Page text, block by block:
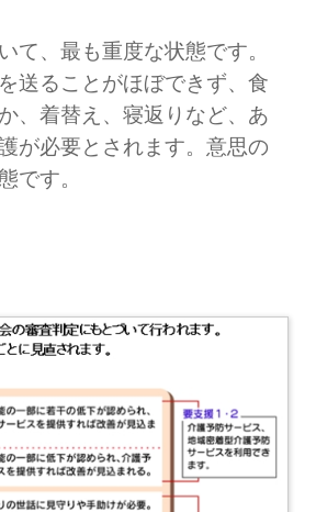
て、最も重度な状態です。
送ることがほぼできず、食
、着替え、寝返りなど、あ
が必要とされます。意思の
です。